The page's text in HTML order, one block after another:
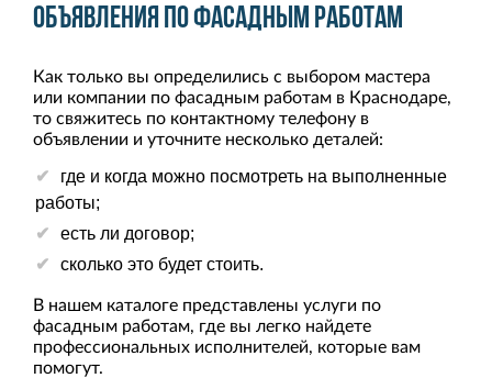
Объявления по фасадным работам
Как только вы определились с выбором мастера
или компании по фасадным работам в Краснодаре,
то свяжитесь по контактному телефону в
объявлении и уточните несколько деталей:
где и когда можно посмотреть на выполненные
работы;
есть ли договор;
сколько это будет стоить.
В нашем каталоге представлены услуги по
фасадным работам, где вы легко найдете
профессиональных исполнителей, которые вам
помогут.